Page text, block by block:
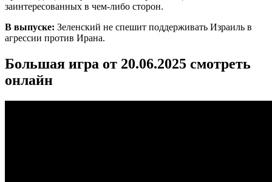
заинтересованных в чем-либо сторон.
В выпуске: Зеленский не спешит поддерживать Израиль в
агрессии против Ирана.
Большая игра от 20.06.2025 смотреть
онлайн